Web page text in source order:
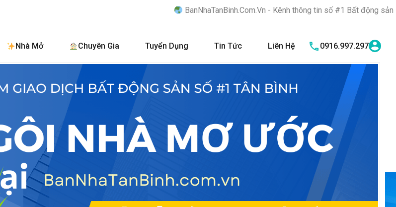
BanNhaTanBinh.Com.Vn - Kênh thông tin số #1 Bất động sản quận Tân Bình
Nhà Mở Chuyên Gia Tuyển Dụng Tin Tức Liên Hệ 0916.997.297